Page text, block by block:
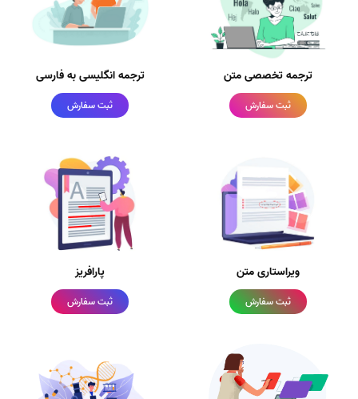
ترجمه تخصصی متن
ثبت سفارش
ترجمه انگلیسی به فارسی
ثبت سفارش
ویراستاری متن
ثبت سفارش
پارافریز
ثبت سفارش